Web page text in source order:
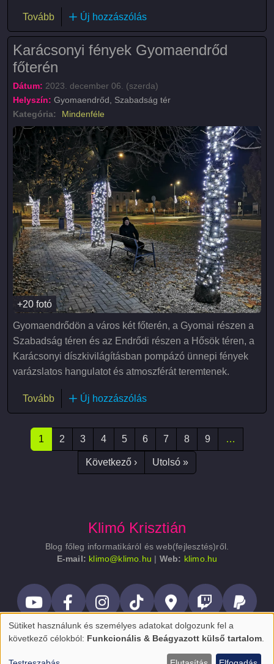
Tovább(Adventi vásár)
Új hozzászólás
Karácsonyi fények Gyomaendrőd
főterén
Dátum: 2023. december 06. (szerda)
Helyszín: Gyomaendrőd, Szabadság tér
Kategória:
Mindenféle
+20 fotó
Gyomaendrődön a város két főterén, a Gyomai részen a
Szabadság téren és az Endrődi részen a Hősök téren, a
Karácsonyi díszkivilágításban pompázó ünnepi fények
varázslatos hangulatot és atmoszférát teremtenek.
Tovább(Karácsonyi fények Gyomaendrőd főterén)
Új hozzászólás
1
2 3 4 5 6 7 8 9 …
Következő ›Következő oldal
Utolsó »Utolsó oldal
Klimó Krisztián
Blog főleg informatikáról és web(fejlesztés)ről.
E-mail: klimo@klimo.hu | Web: klimo.hu
Lábléc
Személyes
Sütiket használunk és személyes adatokat dolgozunk fel a
következő célokból: Funkcionális & Beágyazott külső tartalom